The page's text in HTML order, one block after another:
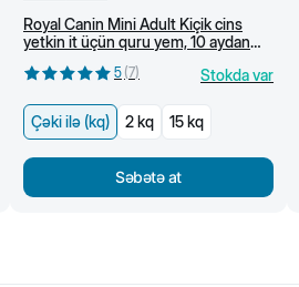
Royal Canin Mini Adult Kiçik cins
yetkin it üçün quru yem, 10 aydan
5 (7) Stokda var
Çəki ilə (kq) 2 kq 15 kq
Səbətə at